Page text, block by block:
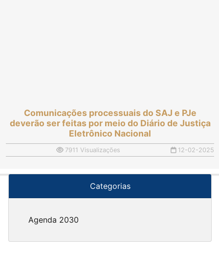
Comunicações processuais do SAJ e PJe
deverão ser feitas por meio do Diário de Justiça
Eletrônico Nacional
7911 Visualizações 12-02-2025
Categorias
Agenda 2030